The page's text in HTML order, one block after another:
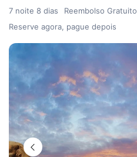
7 noite 8 dias
Reembolso Gratuito
Reserve agora, pague depois